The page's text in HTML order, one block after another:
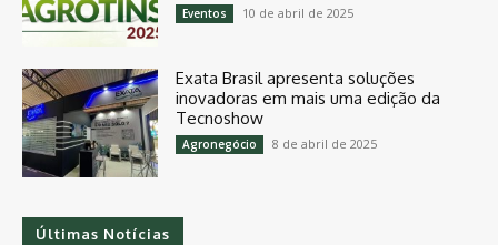
Eventos 10 de abril de 2025
Exata Brasil apresenta soluções
inovadoras em mais uma edição da
Tecnoshow
Agronegócio 8 de abril de 2025
Últimas Notícias